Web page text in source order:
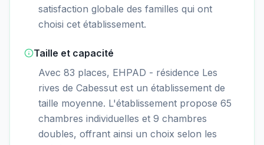
satisfaction globale des familles qui ont
choisi cet établissement.
Taille et capacité
Avec 83 places, EHPAD - résidence Les
rives de Cabessut est un établissement de
taille moyenne. L'établissement propose 65
chambres individuelles et 9 chambres
doubles, offrant ainsi un choix selon les